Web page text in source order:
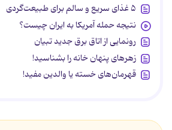
۵ غذای سریع و سالم برای طبیعت‌گردی
نتیجه حمله آمریکا به ایران چیست؟
رونمایی از اتاق برق جدید تبیان
زهرهای پنهان خانه را بشناسید!
قهرمان‌های خسته یا والدین مفید!